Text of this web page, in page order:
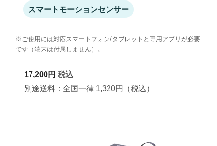
スマートモーションセンサー
※ご使用には対応スマートフォン/タブレットと専用アプリが必要
です（端末は付属しません）。
17,200円 税込
別途送料：全国一律 1,320円（税込）